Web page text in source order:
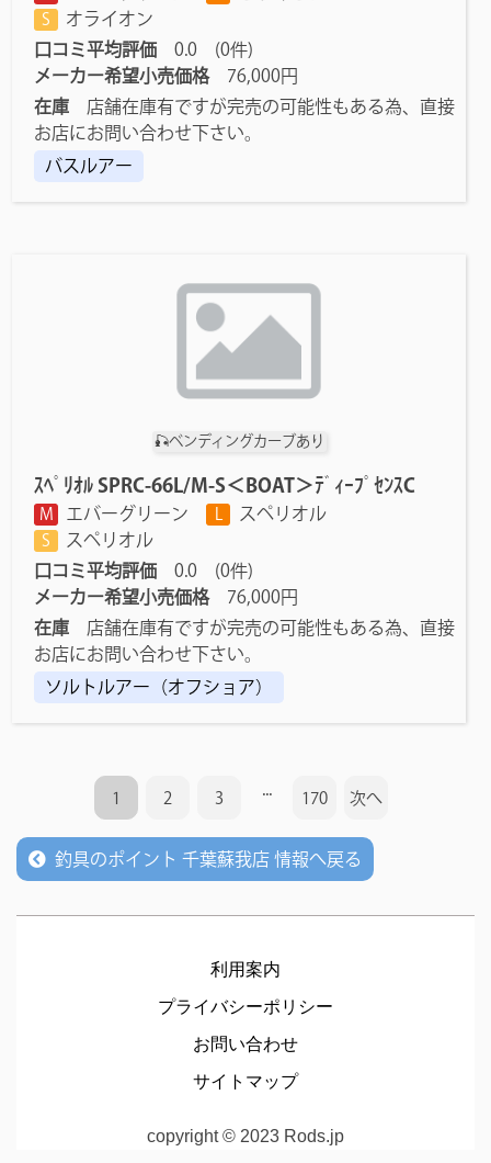
S
オライオン
口コミ平均評価 0.0 (0件)
メーカー希望小売価格76,000円
在庫 店舗在庫有ですが完売の可能性もある為、直接
お店にお問い合わせ下さい。
バスルアー
🎣ベンディングカーブあり
ｽﾍﾟﾘｵﾙ SPRC-66L/M-S＜BOAT＞ﾃﾞｨｰﾌﾟｾﾝｽC
M エバーグリーン スペリオル
S
スペリオル
口コミ平均評価 0.0 (0件)
メーカー希望小売価格76,000円
在庫 店舗在庫有ですが完売の可能性もある為、直接
お店にお問い合わせ下さい。
ソルトルアー（オフショア）
1 2 3 170 次へ
釣具のポイント 千葉蘇我店 情報へ戻る
利用案内
プライバシーポリシー
お問い合わせ
サイトマップ
copyright © 2023 Rods.jp